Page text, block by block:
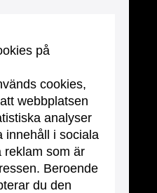
på
cookies,
webbplatsen
analyser
innehåll i sociala
reklam som är
Beroende
du den